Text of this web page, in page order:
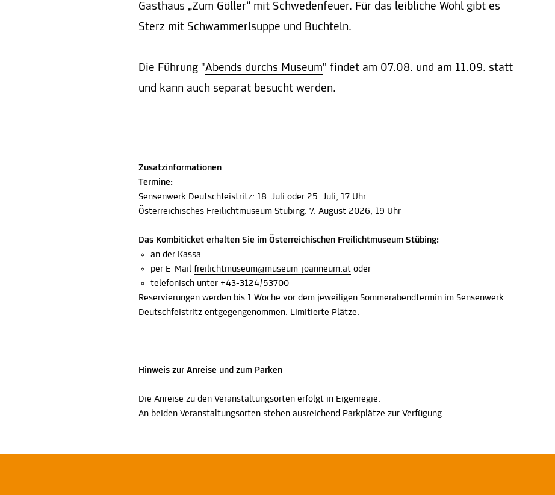
Gasthaus „Zum Göller“ mit Schwedenfeuer. Für das leibliche Wohl gibt es
Sterz mit Schwammerlsuppe und Buchteln.
Die Führung "Abends durchs Museum" findet am 07.08. und am 11.09. statt
und kann auch separat besucht werden.
Zusatzinformationen
Termine:
Sensenwerk Deutschfeistritz: 18. Juli oder 25. Juli, 17 Uhr
Österreichisches Freilichtmuseum Stübing: 7. August 2026, 19 Uhr
Das Kombiticket erhalten Sie im Österreichischen Freilichtmuseum Stübing:
an der Kassa
per E-Mail freilichtmuseum@museum-joanneum.at oder
telefonisch unter +43-3124/53700
Reservierungen werden bis 1 Woche vor dem jeweiligen Sommerabendtermin im Sensenwerk
Deutschfeistritz entgegengenommen. Limitierte Plätze.
Hinweis zur Anreise und zum Parken
Die Anreise zu den Veranstaltungsorten erfolgt in Eigenregie.
An beiden Veranstaltungsorten stehen ausreichend Parkplätze zur Verfügung.